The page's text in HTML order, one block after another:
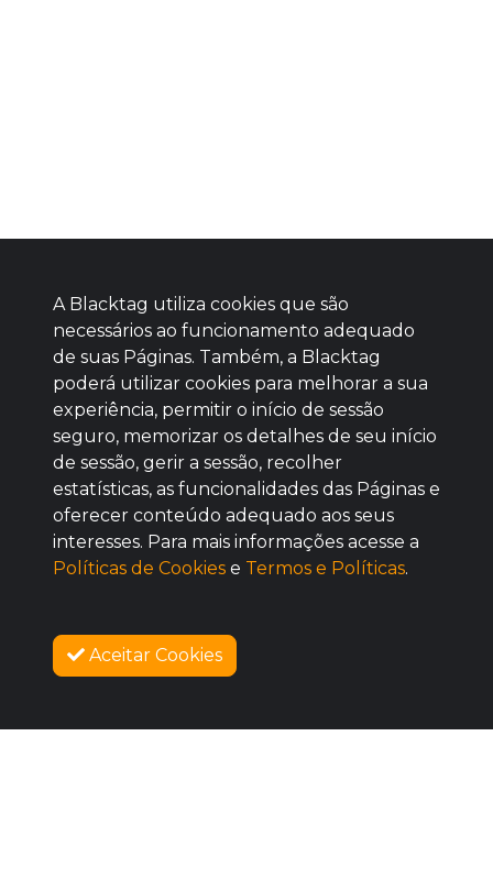
Baixe agora nosso app
SOBRE NÓS
A Blacktag utiliza cookies que são
necessários ao funcionamento adequado
de suas Páginas. Também, a Blacktag
poderá utilizar cookies para melhorar a sua
experiência, permitir o início de sessão
seguro, memorizar os detalhes de seu início
de sessão, gerir a sessão, recolher
estatísticas, as funcionalidades das Páginas e
oferecer conteúdo adequado aos seus
interesses. Para mais informações acesse a
Políticas de Cookies e Termos e Políticas.
Aceitar Cookies